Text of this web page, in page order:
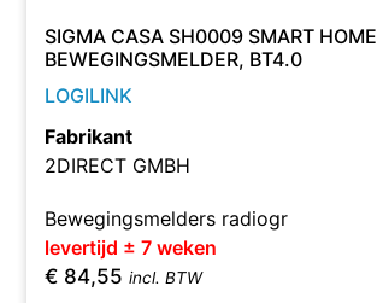
SIGMA CASA SH0009 SMART HOME
BEWEGINGSMELDER, BT4.0
LOGILINK
Fabrikant
2DIRECT GMBH
Bewegingsmelders radiogr
levertijd ± 7 weken
€ 84,55 incl. BTW